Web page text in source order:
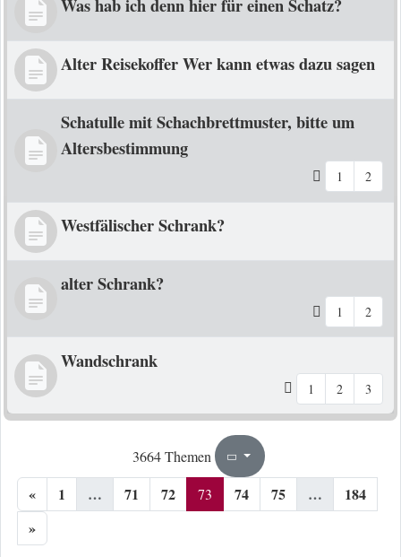
Was hab ich denn hier für einen Schatz?
Alter Reisekoffer Wer kann etwas dazu sagen
Schatulle mit Schachbrettmuster, bitte um
Altersbestimmung
1 2
Westfälischer Schrank?
alter Schrank?
1 2
Wandschrank
1 2 3
3664 Themen Seite73
« 1 … 71 72 73 74 75 …
184
»